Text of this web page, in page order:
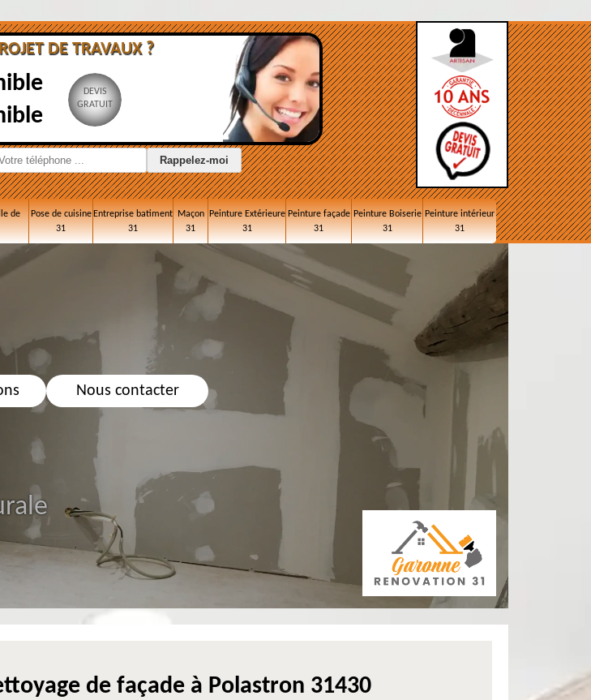
DE TRAVAUX ?
DEVIS
GRATUIT
de
Pose de cuisine
31
Entreprise batiment
31
Maçon
31
Peinture Extérieure
31
Peinture façade
31
Peinture Boiserie
31
Peinture intérieur
31
Nous contacter
de façade à Polastron 31430